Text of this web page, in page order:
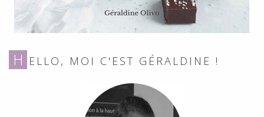
H ELLO, MOI C'EST GÉRALDINE !